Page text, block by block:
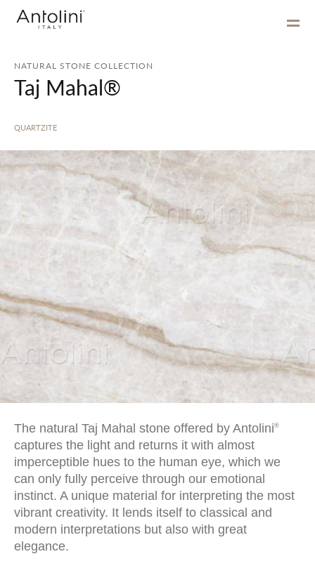
NATURAL STONE COLLECTION
Taj Mahal®
QUARTZITE
The natural Taj Mahal stone offered by Antolini®
captures the light and returns it with almost
imperceptible hues to the human eye, which we
can only fully perceive through our emotional
instinct. A unique material for interpreting the most
vibrant creativity. It lends itself to classical and
modern interpretations but also with great
elegance.